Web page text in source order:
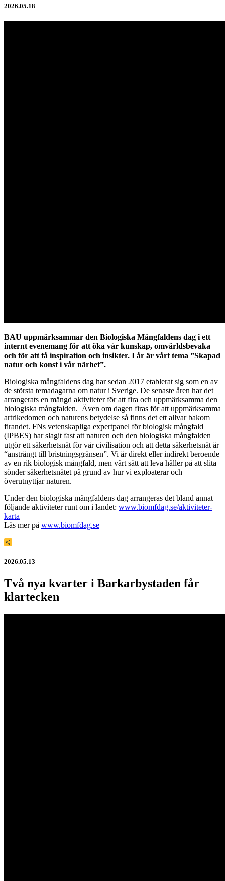
2026.05.18
BAU uppmärksammar den Biologiska Mångfaldens dag i ett
internt evenemang för att öka vår kunskap, omvärldsbevaka
och för att få inspiration och insikter. I år är vårt tema ”Skapad
natur och konst i vår närhet”.
Biologiska mångfaldens dag har sedan 2017 etablerat sig som en av
de största temadagarna om natur i Sverige. De senaste åren har det
arrangerats en mängd aktiviteter för att fira och uppmärksamma den
biologiska mångfalden. Även om dagen firas för att uppmärksamma
artrikedomen och naturens betydelse så finns det ett allvar bakom
firandet. FNs vetenskapliga expertpanel för biologisk mångfald
(IPBES) har slagit fast att naturen och den biologiska mångfalden
utgör ett säkerhetsnät för vår civilisation och att detta säkerhetsnät är
“ansträngt till bristningsgränsen”. Vi är direkt eller indirekt beroende
av en rik biologisk mångfald, men vårt sätt att leva håller på att slita
sönder säkerhetsnätet på grund av hur vi exploaterar och
överutnyttjar naturen.
Under den biologiska mångfaldens dag arrangeras det bland annat
följande aktiviteter runt om i landet: www.biomfdag.se/aktiviteter-
karta
Läs mer på www.biomfdag.se
2026.05.13
Två nya kvarter i Barkarbystaden får
klartecken